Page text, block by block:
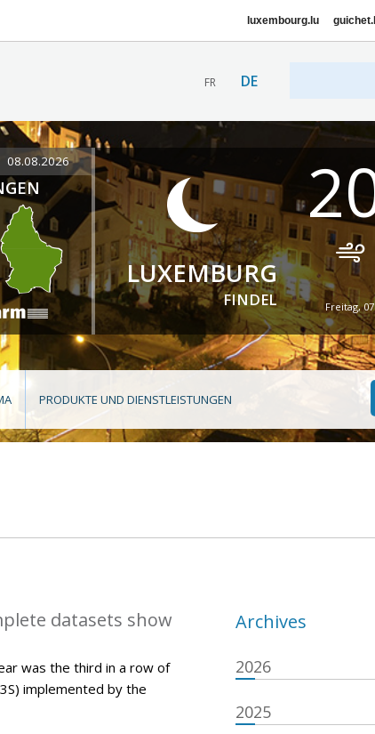
luxembourg.lu
FR DE
08.08.2026
LUXEMBURG
FINDEL Freitag,
PRODUKTE UND DIENSTLEISTUNGEN
datasets show
was the third in a row of
implemented by the
Archives
2026
2025